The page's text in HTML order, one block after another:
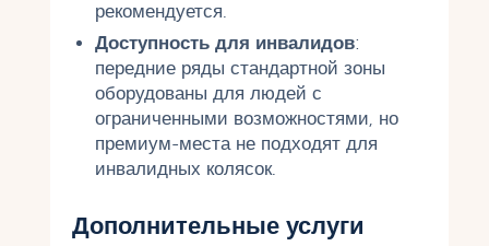
рекомендуется.
Доступность для инвалидов:
передние ряды стандартной зоны
оборудованы для людей с
ограниченными возможностями, но
премиум-места не подходят для
инвалидных колясок.
Дополнительные услуги